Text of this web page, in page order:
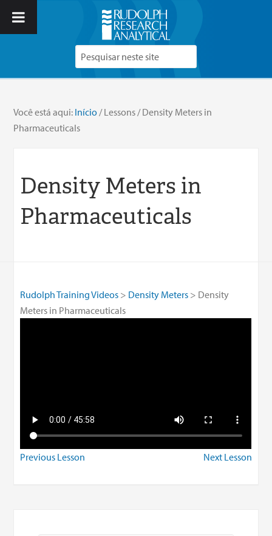
Você está aqui: Início /Lessons /Density Meters in
Pharmaceuticals
Density Meters in
Pharmaceuticals
Rudolph Training Videos Density Meters
Density
Meters in Pharmaceuticals
Previous Lesson Next Lesson